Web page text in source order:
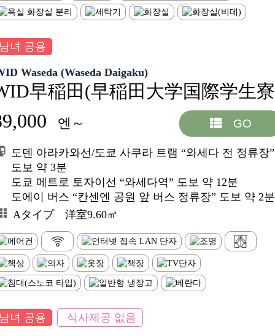
녀 공용
Waseda (Waseda Daigaku)
早稲田(早稲田大学国際学生
엔～ GO
도덴 아라카와선/도쿄 사쿠라 트램 “와세다 전 정류장”
도보 약 3분
도쿄 메트로 토자이선 “와세다역” 도보 약 12분
도에이 버스 “칸센엔 공원 앞 버스 정류장” 도보 약 2분
Aタイプ 洋室9.60㎡
녀 공용 식사제공 없음